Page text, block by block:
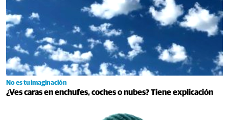
No es tu imaginación
¿Ves caras en enchufes, coches o nubes? Tiene explicación